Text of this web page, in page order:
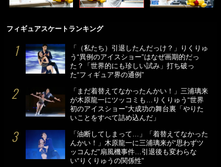
フィギュアスケートランキング
「（私たち）引退したんだっけ？」りくりゅ
う“異例のアイスショー”はなぜ画期的だっ
た？「世界的にも珍しい試み」打ち破っ
た“フィギュア界の通例”
「まだ着替えてなかったんかい！」三浦璃来
が木原龍一にツッコミも…りくりゅう“世界
初のアイスショー”大成功の舞台裏「やりた
いことをすべて詰め込んだ」
「油断してしまって…」「着替えてなかった
んかい！」木原龍一に三浦璃来が“思わずツ
ッコんだ”扇風機事件…引退後も変わらな
い“りくりゅうの関係性”